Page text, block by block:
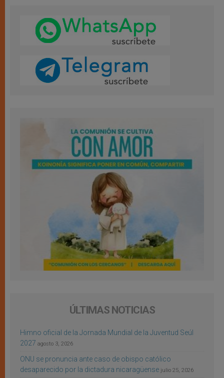
ÚLTIMAS NOTICIAS
Himno oficial de la Jornada Mundial de la Juventud Seúl
2027 agosto 3, 2026
ONU se pronuncia ante caso de obispo católico
desaparecido por la dictadura nicaragüense julio 25, 2026